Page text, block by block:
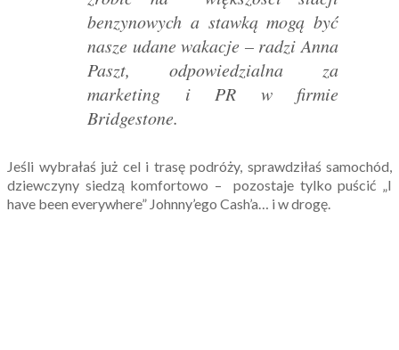
benzynowych a stawką mogą być
nasze udane wakacje – radzi Anna
Paszt, odpowiedzialna za
marketing i PR w firmie
Bridgestone.
Jeśli wybrałaś już cel i trasę podróży, sprawdziłaś samochód,
dziewczyny siedzą komfortowo – pozostaje tylko puścić „I
have been everywhere” Johnny’ego Cash’a… i w drogę.